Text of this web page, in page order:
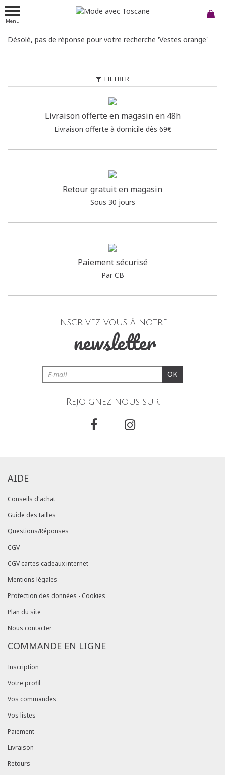
Menu
FILTRER
Désolé, pas de réponse pour votre recherche 'Vestes orange'
Livraison offerte en magasin en 48h
Livraison offerte à domicile dès 69€
Retour gratuit en magasin
Sous 30 jours
Paiement sécurisé
Par CB
Inscrivez vous à notre
newsletter
OK
Rejoignez nous sur
AIDE
Conseils d'achat
Guide des tailles
Questions/Réponses
CGV
CGV cartes cadeaux internet
Mentions légales
Protection des données - Cookies
Plan du site
Nous contacter
COMMANDE EN LIGNE
Inscription
Votre profil
Vos commandes
Vos listes
Paiement
Livraison
Retours